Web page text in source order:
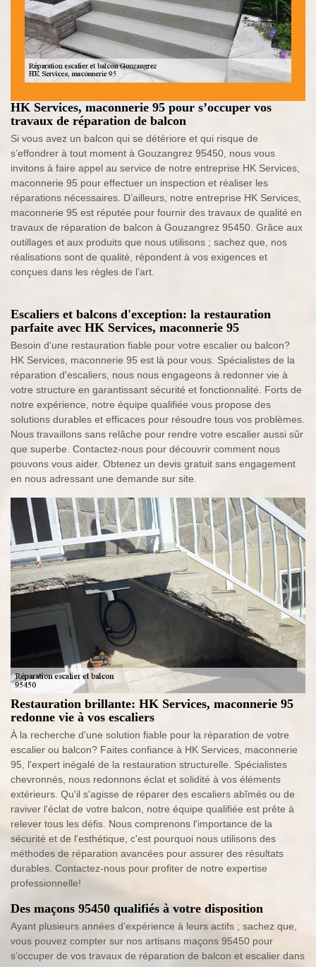
HK Services, maconnerie 95 pour s’occuper vos
travaux de réparation de balcon
Si vous avez un balcon qui se détériore et qui risque de
s’effondrer à tout moment à Gouzangrez 95450, nous vous
invitons à faire appel au service de notre entreprise HK Services,
maconnerie 95 pour effectuer un inspection et réaliser les
réparations nécessaires. D’ailleurs, notre entreprise HK Services,
maconnerie 95 est réputée pour fournir des travaux de qualité en
travaux de réparation de balcon à Gouzangrez 95450. Grâce aux
outillages et aux produits que nous utilisons ; sachez que, nos
réalisations sont de qualité, répondent à vos exigences et
conçues dans les règles de l’art.
Escaliers et balcons d'exception: la restauration
parfaite avec HK Services, maconnerie 95
Besoin d'une restauration fiable pour votre escalier ou balcon?
HK Services, maconnerie 95 est là pour vous. Spécialistes de la
réparation d'escaliers, nous nous engageons à redonner vie à
votre structure en garantissant sécurité et fonctionnalité. Forts de
notre expérience, notre équipe qualifiée vous propose des
solutions durables et efficaces pour résoudre tous vos problèmes.
Nous travaillons sans relâche pour rendre votre escalier aussi sûr
que superbe. Contactez-nous pour découvrir comment nous
pouvons vous aider. Obtenez un devis gratuit sans engagement
en nous adressant une demande sur site.
Restauration brillante: HK Services, maconnerie 95
redonne vie à vos escaliers
À la recherche d'une solution fiable pour la réparation de votre
escalier ou balcon? Faites confiance à HK Services, maconnerie
95, l'expert inégalé de la restauration structurelle. Spécialistes
chevronnés, nous redonnons éclat et solidité à vos éléments
extérieurs. Qu'il s'agisse de réparer des escaliers abîmés ou de
raviver l'éclat de votre balcon, notre équipe qualifiée est prête à
relever tous les défis. Nous comprenons l'importance de la
sécurité et de l'esthétique, c'est pourquoi nous utilisons des
méthodes de réparation avancées pour assurer des résultats
durables. Contactez-nous pour profiter de notre expertise
professionnelle!
Des maçons 95450 qualifiés à votre disposition
Ayant plusieurs années d’expérience à leurs actifs ; sachez que,
vous pouvez compter sur nos artisans maçons 95450 pour
s’occuper de vos travaux de réparation de balcon et escalier dans